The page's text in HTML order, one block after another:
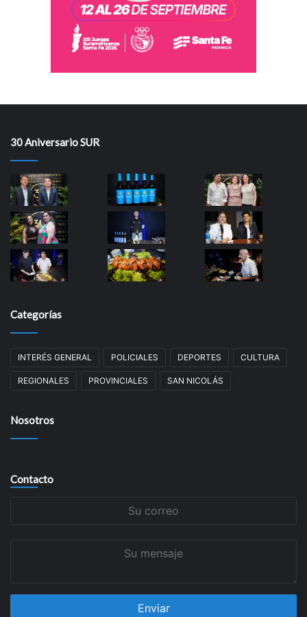
30 Aniversario SUR
Categorías
INTERÉS GENERAL POLICIALES DEPORTES CULTURA
REGIONALES PROVINCIALES SAN NICOLÁS
Nosotros
Contacto